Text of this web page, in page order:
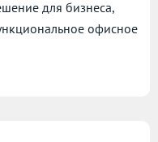
для бизнеса,
офисное